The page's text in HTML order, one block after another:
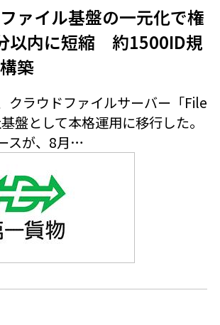
ァイル基盤の一元化で権
以内に短縮 約1500ID規
築
クラウドファイルサーバー「File
盤として本格運用に移行した。
スが、8月…